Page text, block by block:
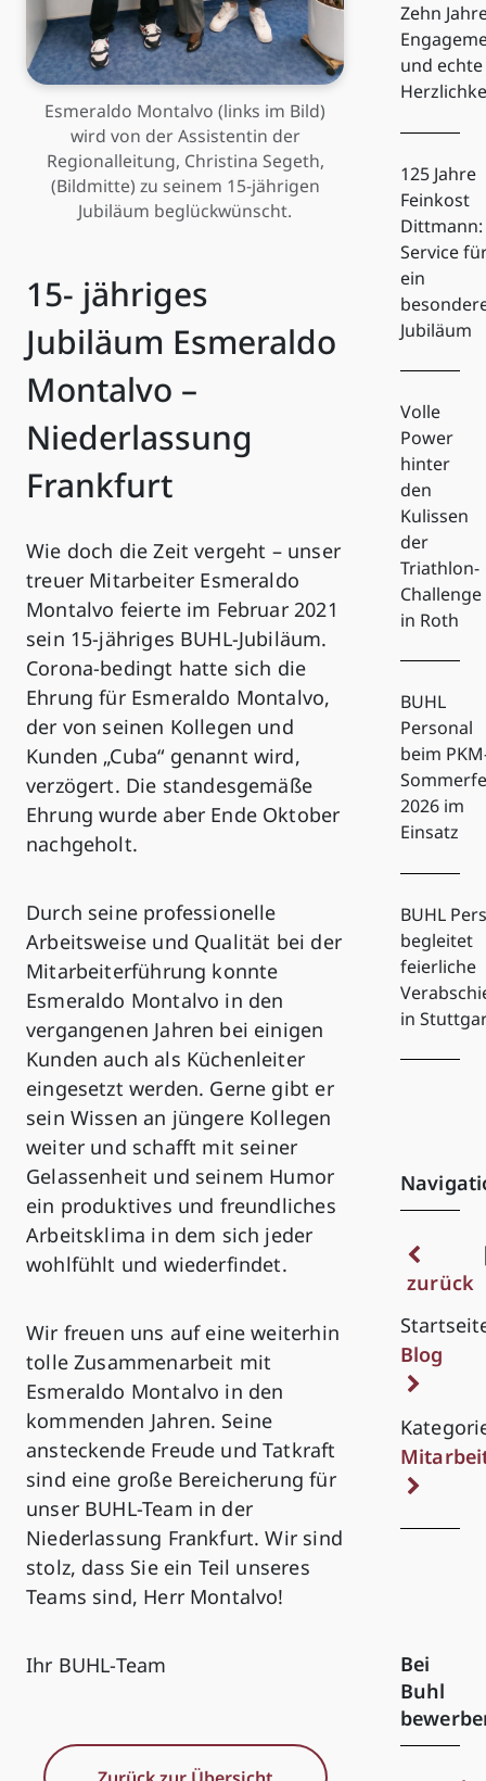
Esmeraldo Montalvo (links im Bild)
wird von der Assistentin der
Regionalleitung, Christina Segeth,
(Bildmitte) zu seinem 15-jährigen
Jubiläum beglückwünscht.
15- jähriges
Jubiläum Esmeraldo
Montalvo –
Niederlassung
Frankfurt
Wie doch die Zeit vergeht – unser
treuer Mitarbeiter Esmeraldo
Montalvo feierte im Februar 2021
sein 15-jähriges BUHL-Jubiläum.
Corona-bedingt hatte sich die
Ehrung für Esmeraldo Montalvo,
der von seinen Kollegen und
Kunden „Cuba“ genannt wird,
verzögert. Die standesgemäße
Ehrung wurde aber Ende Oktober
nachgeholt.
Durch seine professionelle
Arbeitsweise und Qualität bei der
Mitarbeiterführung konnte
Esmeraldo Montalvo in den
vergangenen Jahren bei einigen
Kunden auch als Küchenleiter
eingesetzt werden. Gerne gibt er
sein Wissen an jüngere Kollegen
weiter und schafft mit seiner
Gelassenheit und seinem Humor
ein produktives und freundliches
Arbeitsklima in dem sich jeder
wohlfühlt und wiederfindet.
Wir freuen uns auf eine weiterhin
tolle Zusammenarbeit mit
Esmeraldo Montalvo in den
kommenden Jahren. Seine
ansteckende Freude und Tatkraft
sind eine große Bereicherung für
unser BUHL-Team in der
Niederlassung Frankfurt. Wir sind
stolz, dass Sie ein Teil unseres
Teams sind, Herr Montalvo!
Ihr BUHL-Team
Zehn
und echte
125 Jahre
Feinkost
Dittmann:
Service
ein
Jubiläum
Volle
Power
hinter
den
Kulissen
der
Triathlon-
Challenge
in Roth
BUHL
Personal
beim
2026 im
Einsatz
BUHL
begleitet
feierliche
in
zurück
Blog
Bei
Buhl